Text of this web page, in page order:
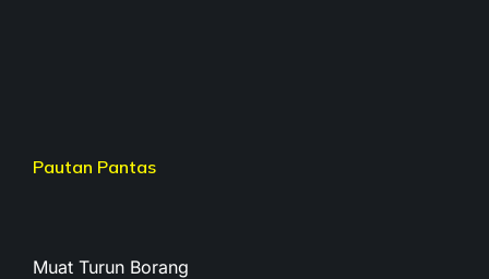
Pautan Pantas
Muat Turun Borang